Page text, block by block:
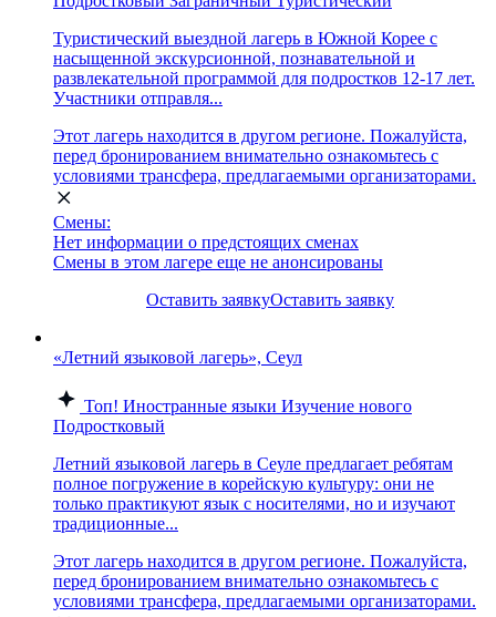
Туристический выездной лагерь в Южной Корее с
насыщенной экскурсионной, познавательной и
развлекательной программой для подростков 12-17 лет.
Участники отправля...
Этот лагерь находится в другом регионе. Пожалуйста,
перед бронированием внимательно ознакомьтесь с
условиями трансфера, предлагаемыми организаторами.
Смены:
Нет информации о предстоящих сменах
Смены в этом лагере еще не анонсированы
Оставить заявкуОставить заявку
«Летний языковой лагерь», Сеул
Топ! Иностранные языки Изучение нового
Подростковый
Летний языковой лагерь в Сеуле предлагает ребятам
полное погружение в корейскую культуру: они не
только практикуют язык с носителями, но и изучают
традиционные...
Этот лагерь находится в другом регионе. Пожалуйста,
перед бронированием внимательно ознакомьтесь с
условиями трансфера, предлагаемыми организаторами.